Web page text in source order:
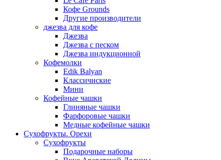
Кофе Grounds
Другие производители
джезва для кофе
Джезва
Джезва с песком
Джезва индукционной
Кофемолки
Edik Balyan
Классичиские
Мини
Кофейные чашки
Глиняные чашки
Фарфоровые чашки
Медные кофейные чашки
Сухофрукты. Орехи
Сухофрукты
Подарочные наборы